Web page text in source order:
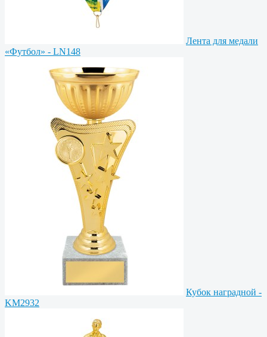
Лента для медали
«Футбол» - LN148
Кубок наградной -
KM2932